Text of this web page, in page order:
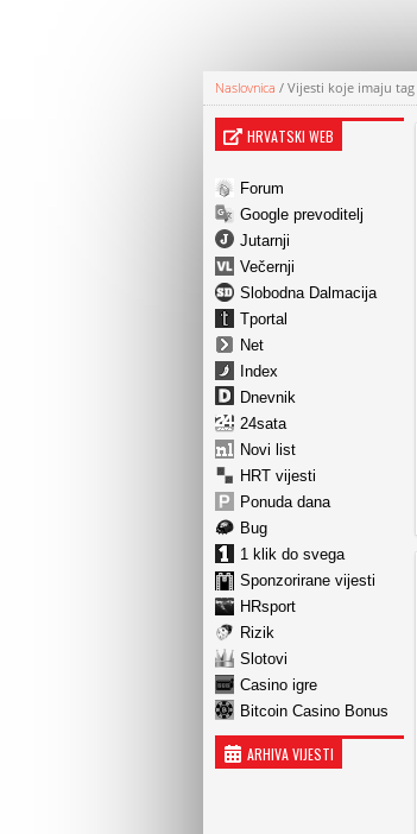
Naslovnica / Vijesti koje imaju tag
HRVATSKI WEB
Forum
Google prevoditelj
Jutarnji
Večernji
Slobodna Dalmacija
Tportal
Net
Index
Dnevnik
24sata
Novi list
HRT vijesti
Ponuda dana
Bug
1 klik do svega
Sponzorirane vijesti
HRsport
Rizik
Slotovi
Casino igre
Bitcoin Casino Bonus
ARHIVA VIJESTI